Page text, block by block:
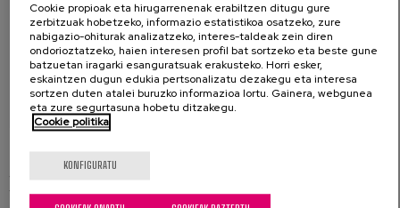
LAGUNDU
Laguntzaileak
Cookie propioak eta hirugarrenenak erabiltzen ditugu gure
zerbitzuak hobetzeko, informazio estatistikoa osatzeko, zure
nabigazio-ohiturak analizatzeko, interes-taldeak zein diren
ondorioztatzeko, haien interesen profil bat sortzeko eta beste gune
batzuetan iragarki esanguratsuak erakusteko. Horri esker,
eskaintzen dugun edukia pertsonalizatu dezakegu eta interesa
sortzen duten atalei buruzko informazioa lortu. Gainera, webgunea
eta zure segurtasuna hobetu ditzakegu.
Cookie politika
KONFIGURATU